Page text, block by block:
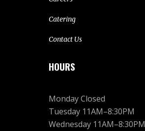
Catering
Contact Us
HOURS
Monday Closed
Tuesday 11AM–8:30PM
Wednesday 11AM–8:30PM